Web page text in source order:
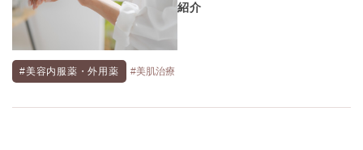
紹介
#美容内服薬・外用薬 #美肌治療